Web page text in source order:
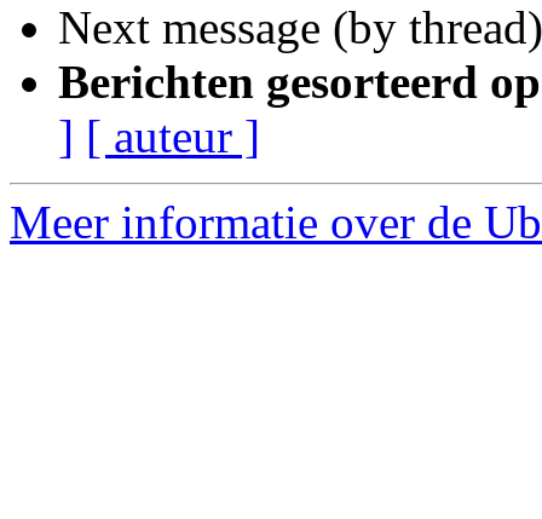
Next message (by
Berichten gesorteerd
] [ auteur ]
Meer informatie over de